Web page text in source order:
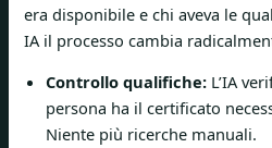
era disponibile e chi aveva le
IA il processo cambia
Controllo qualifiche: L’IA
persona ha il certificato
Niente più ricerche manuali.